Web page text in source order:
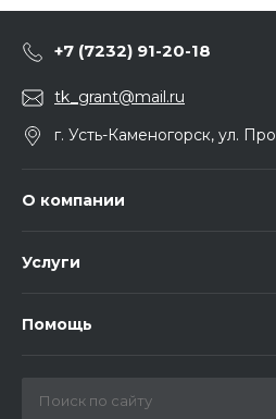
+7 (7232) 91-20-18
tk_grant@mail.ru
г. Усть-Каменогорск, ул.
О компании
Услуги
Помощь